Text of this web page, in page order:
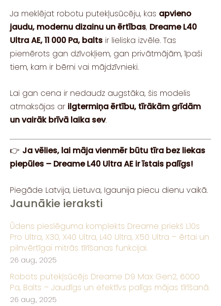
Jaunākie ieraksti
Ūdens pieslēguma komplekts Dreame priekš L10s
Pro Ultra, X30, X40 Ultra, L40 Ultra, X50 Ultra – ērtai un
pilnvērtīgai mitrās tīrīšanas funkcijai.
26 aug., 2025
Robots putekļsūcējs Dreame D9 Max Gen2, 6000
Pa, Balts – Jaudīgs un efektīvs palīgs mājas tīrīšanā.
26 aug., 2025
Ja meklējat robotu putekļusūcēju, kas apvieno
jaudu, modernu dizainu un ērtības, Dreame L40
Ultra AE, 11 000 Pa, balts ir lieliska izvēle. Tas
piemērots gan dzīvokļiem, gan privātmājām, īpaši
tiem, kam ir bērni vai mājdzīvnieki.
Lai gan cena ir nedaudz augstāka, šis modelis
atmaksājas ar ilgtermiņa ērtību, tīrākām grīdām
un vairāk brīvā laika sev.
👉 Ja vēlies, lai māja vienmēr būtu tīra bez liekas
piepūles – Dreame L40 Ultra AE ir īstais palīgs!
Piegāde Latvija, Lietuva, Igaunija piecu dienu vaikā.